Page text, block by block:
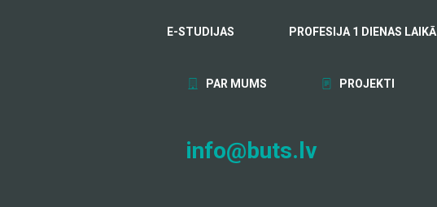
E-STUDIJAS PROFESIJA 1 DIENAS LAIKĀ
PAR MUMS PROJEKTI
info@buts.lv